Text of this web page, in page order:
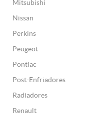
Mitsubishi
Nissan
Perkins
Peugeot
Pontiac
Post-Enfriadores
Radiadores
Renault